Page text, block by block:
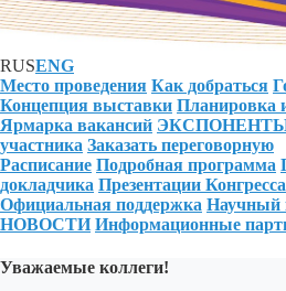
RUSENG
Место проведения Как добраться
Концепция выставки Планировка
Ярмарка вакансий
участника Заказать переговорную
Расписание Подробная программа
докладчика Презентации Конгресса
Официальная поддержка Научный
НОВОСТИ Информационные
Уважаемые коллеги!